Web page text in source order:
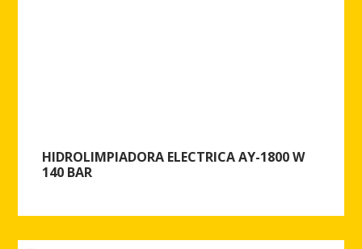
HIDROLIMPIADORA ELECTRICA AY-1800 W
140 BAR